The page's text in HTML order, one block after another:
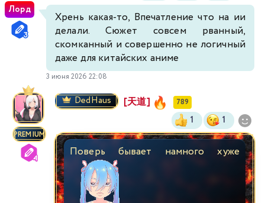
Лорд
Хрень какая-то, Впечатление что на ии
делали. Сюжет совсем рванный,
скомканный и совершенно не логичный
даже для китайских аниме
3 июня 2026 22:08
PREMIUM
DedHaus [天道] 789
1 1
Поверь бывает намного хуже